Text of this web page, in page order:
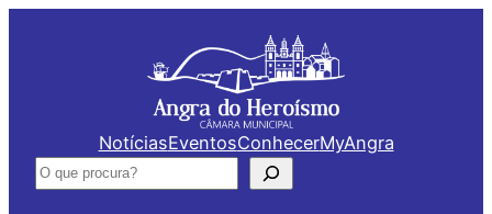
NotíciasEventosConhecerMyAngra
Pesquisar